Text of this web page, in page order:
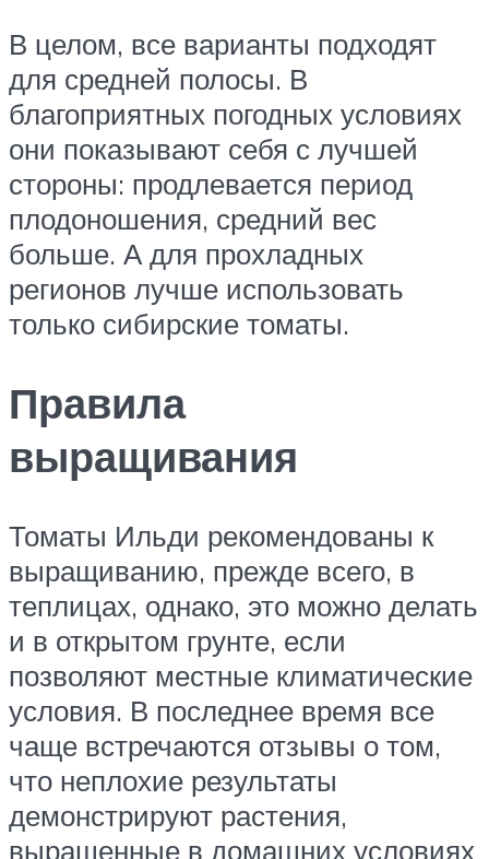
В целом, все варианты подходят
для средней полосы. В
благоприятных погодных условиях
они показывают себя с лучшей
стороны: продлевается период
плодоношения, средний вес
больше. А для прохладных
регионов лучше использовать
только сибирские томаты.
Правила
выращивания
Томаты Ильди рекомендованы к
выращиванию, прежде всего, в
теплицах, однако, это можно делать
и в открытом грунте, если
позволяют местные климатические
условия. В последнее время все
чаще встречаются отзывы о том,
что неплохие результаты
демонстрируют растения,
выращенные в домашних условиях